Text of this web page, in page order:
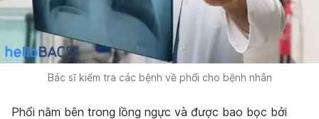
Bác sĩ kiểm tra các bệnh về phổi cho bệnh nhân
Phổi nằm bên trong lồng ngực và được bao bọc bởi